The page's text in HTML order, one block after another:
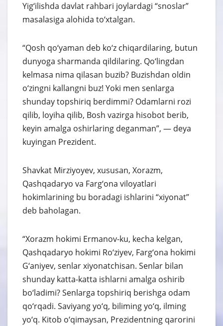
Yig‘ilishda davlat rahbari joylardagi “snoslar”
masalasiga alohida to‘xtalgan.
“Qosh qo‘yaman deb ko‘z chiqardilaring, butun
dunyoga sharmanda qildilaring. Qo‘lingdan
kelmasa nima qilasan buzib? Buzishdan oldin
o‘zingni kallangni buz! Yoki men senlarga
shunday topshiriq berdimmi? Odamlarni rozi
qilib, loyiha qilib, Bosh vazirga hisobot berib,
keyin amalga oshirlaring deganman”, — deya
kuyingan Prezident.
Shavkat Mirziyoyev, xususan, Xorazm,
Qashqadaryo va Farg‘ona viloyatlari
hokimlarining bu boradagi ishlarini “xiyonat”
deb baholagan.
“Xorazm hokimi Ermanov-ku, kecha kelgan,
Qashqadaryo hokimi Ro‘ziyev, Farg‘ona hokimi
G‘aniyev, senlar xiyonatchisan. Senlar bilan
shunday katta-katta ishlarni amalga oshirib
bo‘ladimi? Senlarga topshiriq berishga odam
qo‘rqadi. Saviyang yo‘q, biliming yo‘q, ilming
yo‘q. Kitob o‘qimaysan, Prezidentning qarorini